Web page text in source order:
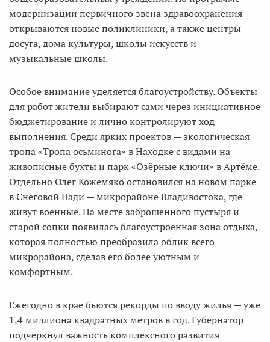
модернизации первичного звена здравоохранения
открываются новые поликлиники, а также центры
досуга, дома культуры, школы искусств и
музыкальные школы.
Особое внимание уделяется благоустройству. Объекты
для работ жители выбирают сами через инициативное
бюджетирование и лично контролируют ход
выполнения. Среди ярких проектов — экологическая
тропа «Тропа осьминога» в Находке с видами на
живописные бухты и парк «Озёрные ключи» в Артёме.
Отдельно Олег Кожемяко остановился на новом парке
в Снеговой Пади — микрорайоне Владивостока, где
живут военные. На месте заброшенного пустыря и
старой сопки появилась благоустроенная зона отдыха,
которая полностью преобразила облик всего
микрорайона, сделав его более уютным и
комфортным.
Ежегодно в крае бьются рекорды по вводу жилья — уже
1,4 миллиона квадратных метров в год. Губернатор
подчеркнул важность комплексного развития